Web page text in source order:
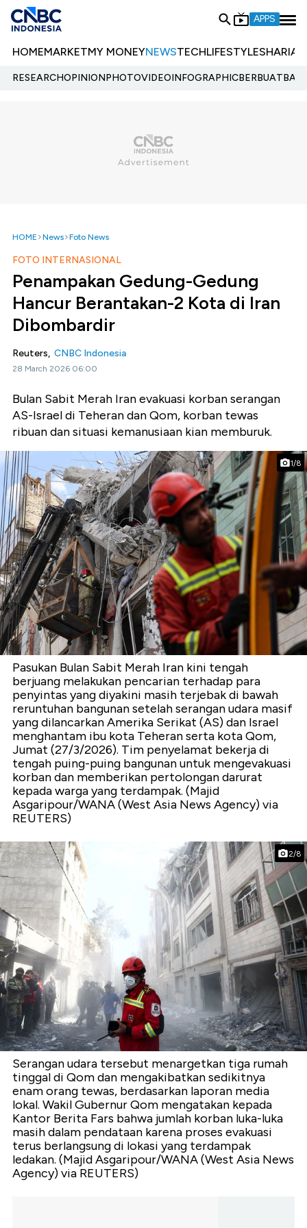
APPS
HOMEMARKETMY MONEYNEWSTECHLIFESTYLESHARIA
RESEARCHOPINIONPHOTOVIDEOINFOGRAPHIC
HOME News Foto News
FOTO INTERNASIONAL
Penampakan Gedung-Gedung
Hancur Berantakan-2 Kota di Iran
Dibombardir
Reuters, CNBC Indonesia
28 March 2026 06:00
Bulan Sabit Merah Iran evakuasi korban serangan
AS-Israel di Teheran dan Qom, korban tewas
ribuan dan situasi kemanusiaan kian memburuk.
1/8
Pasukan Bulan Sabit Merah Iran kini tengah
berjuang melakukan pencarian terhadap para
penyintas yang diyakini masih terjebak di bawah
reruntuhan bangunan setelah serangan udara masif
yang dilancarkan Amerika Serikat (AS) dan Israel
menghantam ibu kota Teheran serta kota Qom,
Jumat (27/3/2026). Tim penyelamat bekerja di
tengah puing-puing bangunan untuk mengevakuasi
korban dan memberikan pertolongan darurat
kepada warga yang terdampak. (Majid
Asgaripour/WANA (West Asia News Agency) via
REUTERS)
2/8
Serangan udara tersebut menargetkan tiga rumah
tinggal di Qom dan mengakibatkan sedikitnya
enam orang tewas, berdasarkan laporan media
lokal. Wakil Gubernur Qom mengatakan kepada
Kantor Berita Fars bahwa jumlah korban luka-luka
masih dalam pendataan karena proses evakuasi
terus berlangsung di lokasi yang terdampak
ledakan. (Majid Asgaripour/WANA (West Asia News
Agency) via REUTERS)